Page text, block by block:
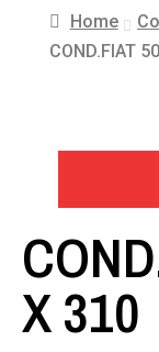
Home
COND.FIAT
X 310